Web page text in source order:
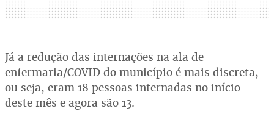
Já a redução das internações na ala de
enfermaria/COVID do município é mais discreta,
ou seja, eram 18 pessoas internadas no início
deste mês e agora são 13.